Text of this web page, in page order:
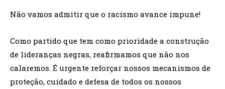
Não vamos admitir que o racismo avance impune!
Como partido que tem como prioridade a construção
de lideranças negras, reafirmamos que não nos
calaremos. É urgente reforçar nossos mecanismos de
proteção, cuidado e defesa de todos os nossos